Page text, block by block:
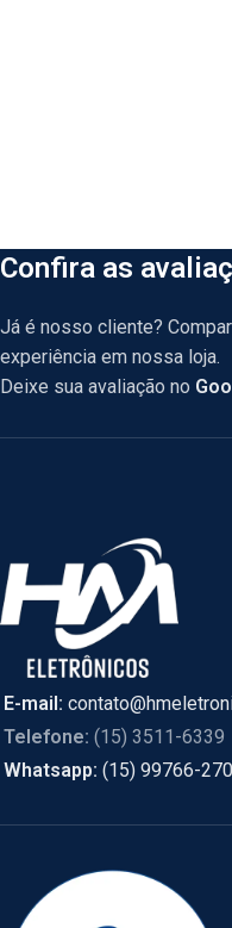
Confira as
Já é nosso cliente?
experiência em nossa loja.
Deixe sua avaliação no
E-mail:
Telefone: (15) 3511-6339
Whatsapp: (15) 99766-